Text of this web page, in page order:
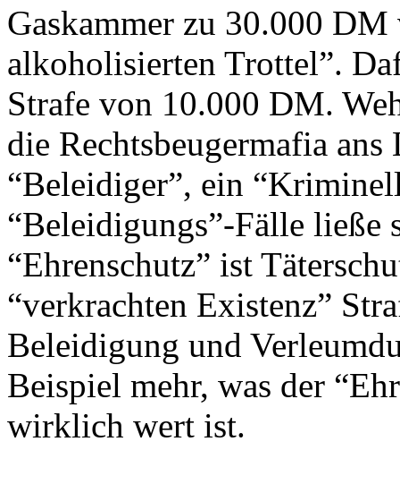
Gaskammer zu 30.000
alkoholisierten Trottel”.
Strafe von 10.000 DM.
die Rechtsbeugermafia
“Beleidiger”, ein
“Beleidigungs”-Fälle
“Ehrenschutz” ist
“verkrachten Existenz”
Beleidigung und
Beispiel mehr, was der
wirklich wert ist.